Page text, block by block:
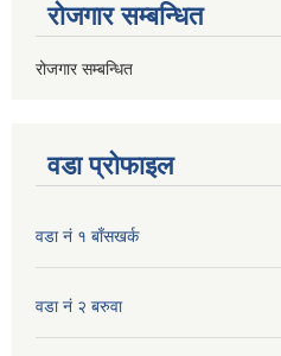
रोजगार सम्बन्धित
रोजगार सम्बन्धित
वडा प्रोफाइल
वडा नं १ बाँसखर्क
वडा नं २ बरुवा